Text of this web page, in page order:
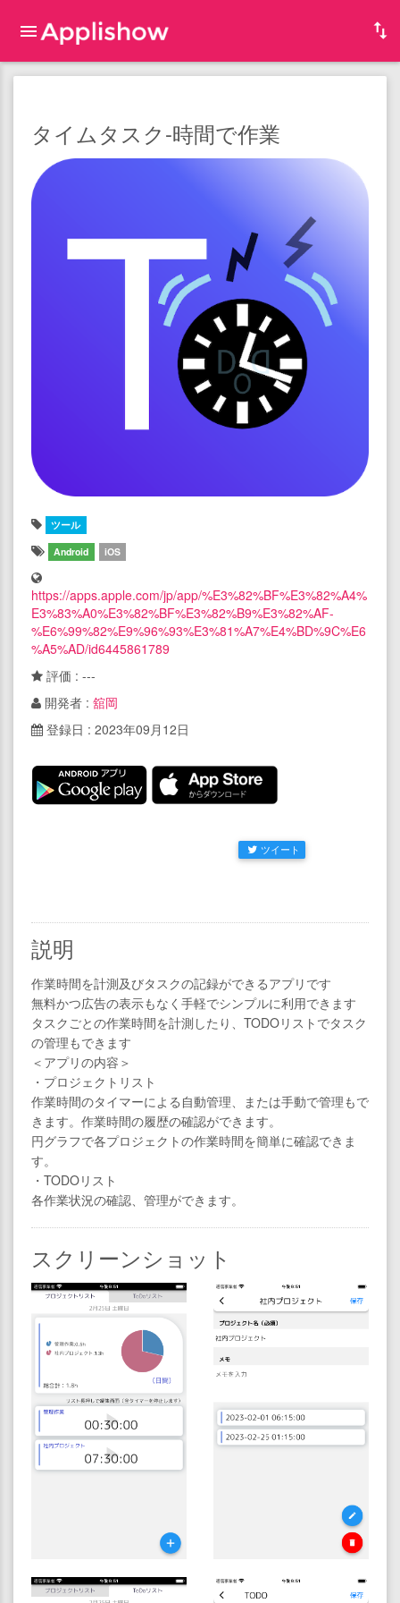
タイムタスク-時間で作業
ツール
Android
iOS
https://apps.apple.com/jp/app/%E3%82%BF%E3%82%A4%
E3%83%A0%E3%82%BF%E3%82%B9%E3%82%AF-
%E6%99%82%E9%96%93%E3%81%A7%E4%BD%9C%E6
%A5%AD/id6445861789
評価 : ---
開発者 : 舘岡
登録日 : 2023年09月12日
ツイート
説明
作業時間を計測及びタスクの記録ができるアプリです
無料かつ広告の表示もなく手軽でシンプルに利用できます
タスクごとの作業時間を計測したり、TODOリストでタスク
の管理もできます
＜アプリの内容＞
・プロジェクトリスト
作業時間のタイマーによる自動管理、または手動で管理もで
きます。作業時間の履歴の確認ができます。
円グラフで各プロジェクトの作業時間を簡単に確認できま
す。
・TODOリスト
各作業状況の確認、管理ができます。
スクリーンショット